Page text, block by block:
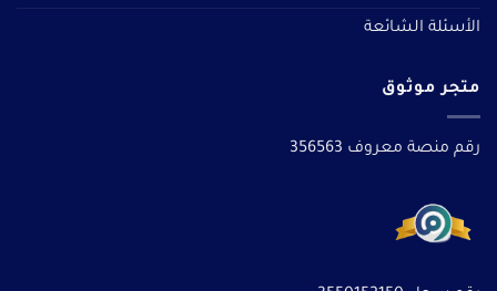
الأسئلة الشائعة
متجر موثوق
رقم منصة معروف 356563